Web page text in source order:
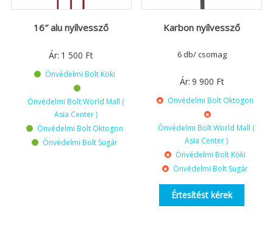
16″ alu nyílvessző
Ár: 1 500 Ft
Önvédelmi Bolt Köki
Önvédelmi Bolt World Mall (
Asia Center )
Önvédelmi Bolt Oktogon
Önvédelmi Bolt Sugár
Karbon nyílvessző
6 db/ csomag
Ár: 9 900 Ft
Önvédelmi Bolt Oktogon
Önvédelmi Bolt World Mall (
Asia Center )
Önvédelmi Bolt Köki
Önvédelmi Bolt Sugár
Értesítést kérek